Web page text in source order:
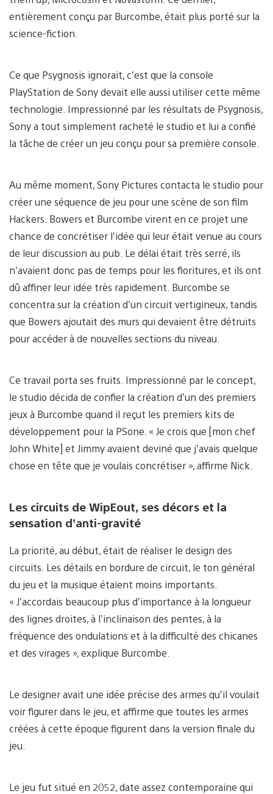
entièrement conçu par Burcombe, était plus porté sur la
science-fiction.
Ce que Psygnosis ignorait, c’est que la console
PlayStation de Sony devait elle aussi utiliser cette même
technologie. Impressionné par les résultats de Psygnosis,
Sony a tout simplement racheté le studio et lui a confié
la tâche de créer un jeu conçu pour sa première console.
Au même moment, Sony Pictures contacta le studio pour
créer une séquence de jeu pour une scène de son film
Hackers. Bowers et Burcombe virent en ce projet une
chance de concrétiser l’idée qui leur était venue au cours
de leur discussion au pub. Le délai était très serré, ils
n’avaient donc pas de temps pour les fioritures, et ils ont
dû affiner leur idée très rapidement. Burcombe se
concentra sur la création d’un circuit vertigineux, tandis
que Bowers ajoutait des murs qui devaient être détruits
pour accéder à de nouvelles sections du niveau.
Ce travail porta ses fruits. Impressionné par le concept,
le studio décida de confier la création d’un des premiers
jeux à Burcombe quand il reçut les premiers kits de
développement pour la PSone. « Je crois que [mon chef
John White] et Jimmy avaient deviné que j’avais quelque
chose en tête que je voulais concrétiser », affirme Nick.
Les circuits de WipEout, ses décors et la
sensation d’anti-gravité
La priorité, au début, était de réaliser le design des
circuits. Les détails en bordure de circuit, le ton général
du jeu et la musique étaient moins importants.
« J’accordais beaucoup plus d’importance à la longueur
des lignes droites, à l’inclinaison des pentes, à la
fréquence des ondulations et à la difficulté des chicanes
et des virages », explique Burcombe.
Le designer avait une idée précise des armes qu’il voulait
voir figurer dans le jeu, et affirme que toutes les armes
créées à cette époque figurent dans la version finale du
jeu.
Le jeu fut situé en 2052, date assez contemporaine qui